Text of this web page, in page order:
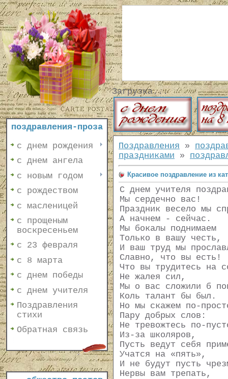
поздравления-проза
с днем рождения
с днем ангела
с новым годом
с рождеством
с масленицей
с прощеным
воскресеньем
с 23 февраля
с 8 марта
с днем победы
с днем учителя
Поздравления
стихи
Обратная связь
Загрузка...
Поздравления »
праздниками »
Красивое поздравление из
С днем учителя
Мы сердечно вас!
Праздник весело мы
А начнем - сейчас.
Мы бокалы поднимаем
Только в вашу честь,
И ваш труд мы
Славно, что вы есть!
Что вы трудитесь на
Не жалея сил,
Мы о вас сложили б
Коль талант бы был.
Но мы скажем по-
Пару добрых слов:
Не тревожтесь по-
Из-за школяров,
Пусть ведут себя
Учатся на «пять»,
И не будут пусть
Нервы вам трепать,